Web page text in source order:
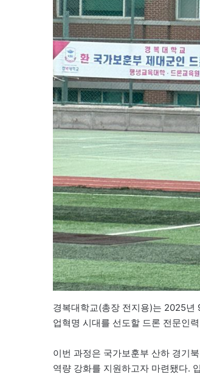
경복대학교(총장 전지용)는 2025년
업혁명 시대를 선도할 드론 전문인
이번 과정은 국가보훈부 산하 경기
역량 강화를 지원하고자 마련됐다.